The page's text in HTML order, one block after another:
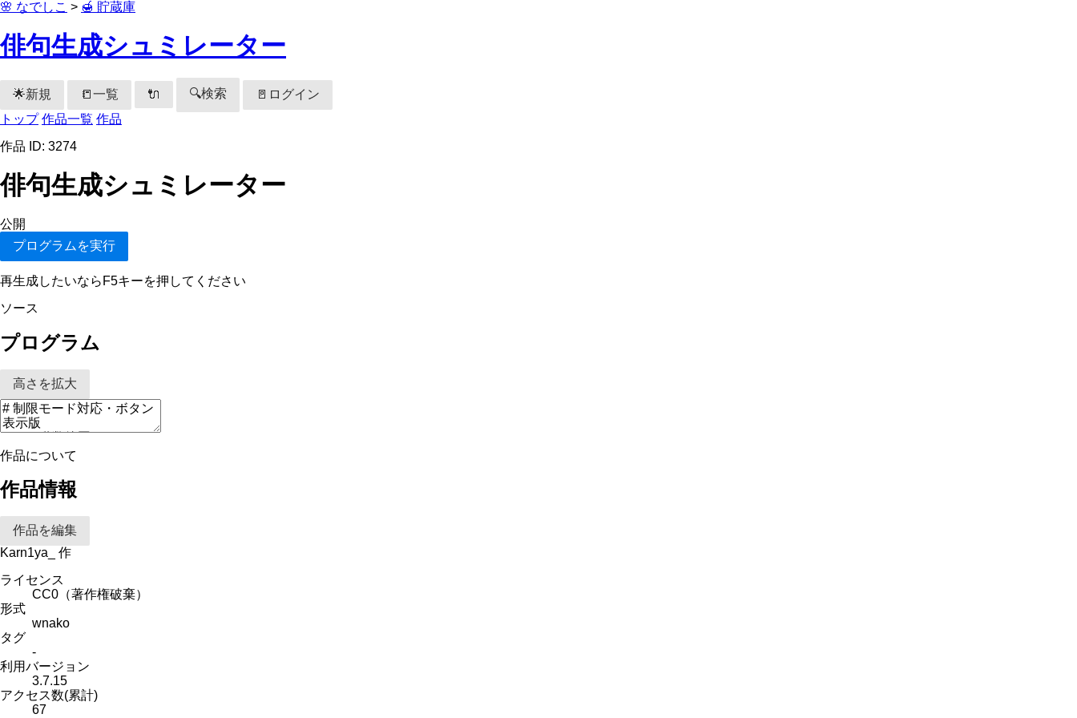
🌸 なでしこ > 🍯 貯蔵庫
俳句生成シュミレーター
🌟新規 📒一覧 🔌 🔍検索
🚪ログイン
トップ 作品一覧 作品
作品 ID: 3274
俳句生成シュミレーター
公開
プログラムを実行
再生成したいならF5キーを押してください
ソース
プログラム
高さを拡大
作品について
作品情報
作品を編集
Karn1ya_
作
ライセンス
CC0（著作権破棄）
形式
wnako
タグ
-
利用バージョン
3.7.15
アクセス数(累計)
67